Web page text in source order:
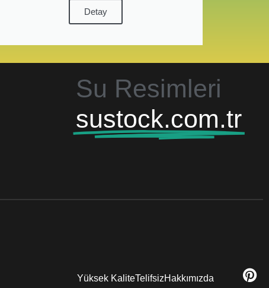
Detay
Su Resimleri
sustock.com.tr
Yüksek KaliteTelifsizHakkımızda